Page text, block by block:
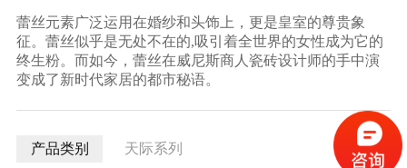
蕾丝元素广泛运用在婚纱和头饰上，更是皇室的尊贵象
征。蕾丝似乎是无处不在的,吸引着全世界的女性成为它的
终生粉。而如今，蕾丝在威尼斯商人瓷砖设计师的手中演
变成了新时代家居的都市秘语。
产品类别 天际系列